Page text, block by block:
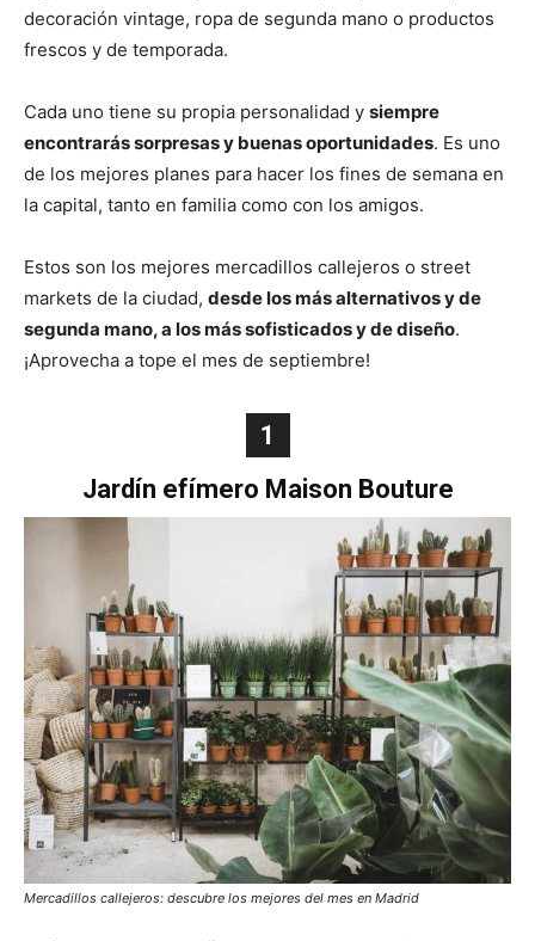
decoración vintage, ropa de segunda mano o productos
frescos y de temporada.
Cada uno tiene su propia personalidad y siempre
encontrarás sorpresas y buenas oportunidades. Es uno
de los mejores planes para hacer los fines de semana en
la capital, tanto en familia como con los amigos.
Estos son los mejores mercadillos callejeros o street
markets de la ciudad, desde los más alternativos y de
segunda mano, a los más sofisticados y de diseño.
¡Aprovecha a tope el mes de septiembre!
1
Jardín efímero Maison Bouture
Mercadillos callejeros: descubre los mejores del mes en Madrid